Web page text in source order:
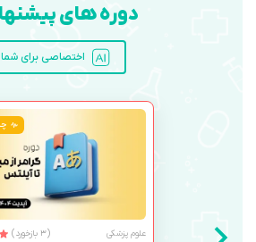
دوره های
اختصاصی برای شما
علوم پزشکی (3 بازخورد)